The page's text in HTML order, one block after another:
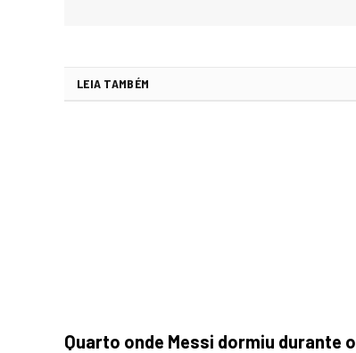
LEIA TAMBÉM
Quarto onde Messi dormiu durante o